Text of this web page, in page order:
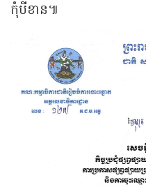
កុំបីខាន៕